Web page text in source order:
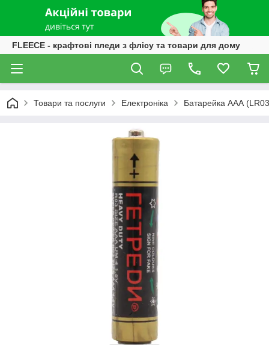
FLEECE - крафтові пледи з флісу та товари для дому
Товари та послуги Електроніка Батарейка ААА